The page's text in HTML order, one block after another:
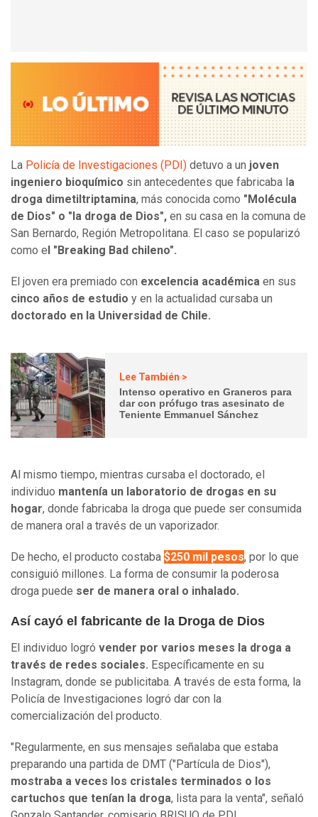
La Policía de Investigaciones (PDI) detuvo a un joven
ingeniero bioquímico sin antecedentes que fabricaba la
droga dimetiltriptamina, más conocida como "Molécula
de Dios" o "la droga de Dios", en su casa en la comuna de
San Bernardo, Región Metropolitana. El caso se popularizó
como el "Breaking Bad chileno".
El joven era premiado con excelencia académica en sus
cinco años de estudio y en la actualidad cursaba un
doctorado en la Universidad de Chile.
Lee También >
Intenso operativo en Graneros para
dar con prófugo tras asesinato de
Teniente Emmanuel Sánchez
Al mismo tiempo, mientras cursaba el doctorado, el
individuo mantenía un laboratorio de drogas en su
hogar, donde fabricaba la droga que puede ser consumida
de manera oral a través de un vaporizador.
De hecho, el producto costaba $250 mil pesos, por lo que
consiguió millones. La forma de consumir la poderosa
droga puede ser de manera oral o inhalado.
Así cayó el fabricante de la Droga de Dios
El individuo logró vender por varios meses la droga a
través de redes sociales. Específicamente en su
Instagram, donde se publicitaba. A través de esta forma, la
Policía de Investigaciones logró dar con la
comercialización del producto.
"Regularmente, en sus mensajes señalaba que estaba
preparando una partida de DMT ("Partícula de Dios"),
mostraba a veces los cristales terminados o los
cartuchos que tenían la droga, lista para la venta", señaló